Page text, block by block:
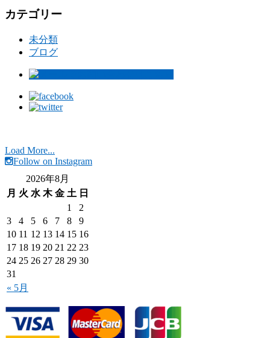
カテゴリー
未分類
ブログ
Load More...
Follow on Instagram
2026年8月
月 火 水 木 金 土 日
« 5月
1
2
3
4 5 6 7 8
9
10 11 12 13 14 15 16
17 18 19 20 21 22 23
24 25 26 27 28 29 30
31